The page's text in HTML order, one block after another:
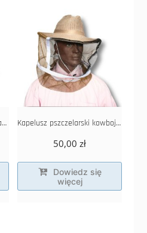
Opalitki polskie – komplet na 5 lat z klejem Kapelusz pszczelarski kowbojski przewiewny
50,00zł
Dowiedz się
więcej